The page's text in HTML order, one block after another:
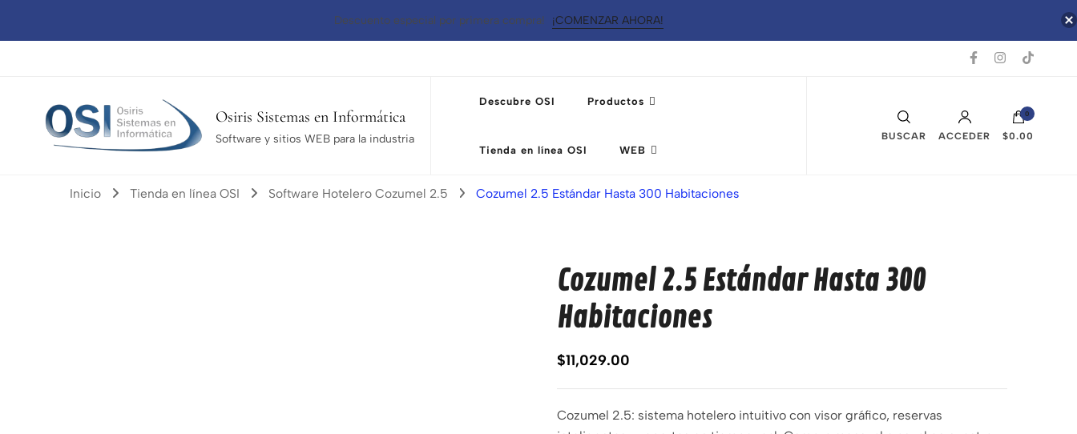
Descuento especial por primera compra! ¡COMENZAR AHORA!
Osiris Sistemas en Informática
Software y sitios WEB para la industria
Descubre OSI Productos
Tienda en línea OSI WEB
BUSCAR ACCEDER
0
$0.00
Inicio Tienda en línea OSI Software Hotelero Cozumel 2.5 Cozumel 2.5 Estándar Hasta 300 Habitaciones
Cozumel 2.5 Estándar Hasta 300
Habitaciones
$11,029.00
Cozumel 2.5: sistema hotelero intuitivo con visor gráfico, reservas